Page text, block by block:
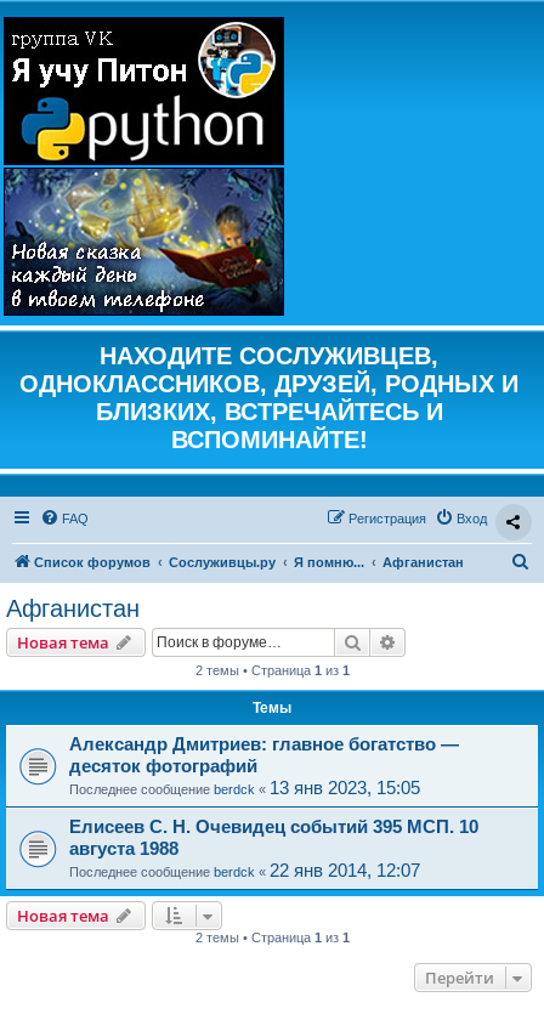
НАХОДИТЕ СОСЛУЖИВЦЕВ,
ОДНОКЛАССНИКОВ, ДРУЗЕЙ, РОДНЫХ И
БЛИЗКИХ, ВСТРЕЧАЙТЕСЬ И
ВСПОМИНАЙТЕ!
FAQ Вход
Регистрация
Список форумов Сослуживцы.ру Я помню... Афганистан
Афганистан
Новая тема Поиск
2 темы • Страница 1 из 1
Темы
Александр Дмитриев: главное богатство —
десяток фотографий
Последнее сообщение berdck « 13 янв 2023, 15:05
Елисеев С. Н. Очевидец событий 395 МСП. 10
августа 1988
Последнее сообщение berdck « 22 янв 2014, 12:07
Новая тема
2 темы • Страница 1 из 1
Перейти